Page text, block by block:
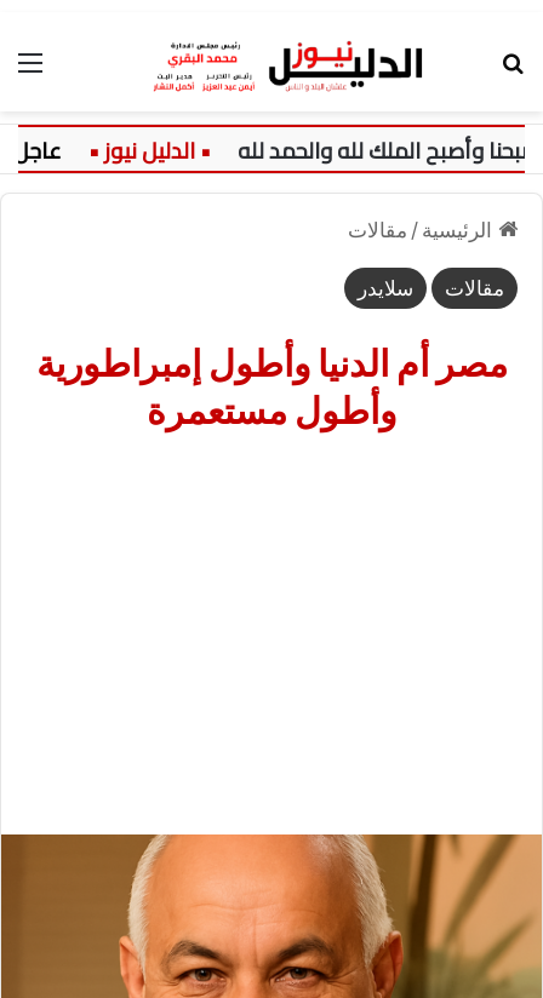
عاجل:
الرئيسية / مقالات
مقالات سلايدر
مصر أم الدنيا وأطول إمبراطورية
وأطول مستعمرة